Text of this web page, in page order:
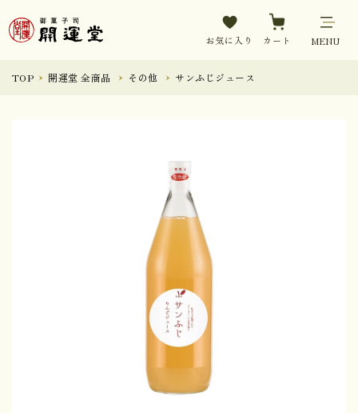
お気に入り カート MENU
TOP 開運堂 全商品 その他 サンふじジュース